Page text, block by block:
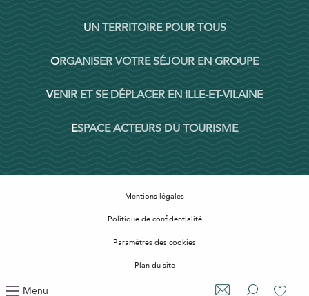
Menu
UN TERRITOIRE POUR TOUS
ORGANISER VOTRE SÉJOUR EN GROUPE
VENIR ET SE DÉPLACER EN ILLE-ET-VILAINE
ESPACE ACTEURS DU TOURISME
Mentions légales
Politique de confidentialité
Paramètres des cookies
Plan du site